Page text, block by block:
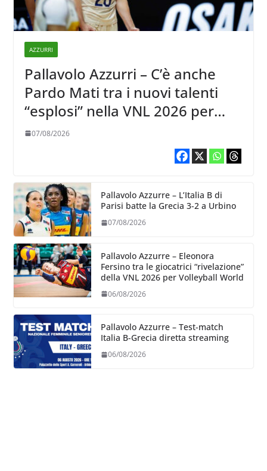
AZZURRI
Pallavolo Azzurri – C’è anche
Pardo Mati tra i nuovi talenti
“esplosi” nella VNL 2026 per
Volleyball World
07/08/2026
Pallavolo Azzurre – L’Italia B di
Parisi batte la Grecia 3-2 a Urbino
07/08/2026
Pallavolo Azzurre – Eleonora
Fersino tra le giocatrici “rivelazione”
della VNL 2026 per Volleyball World
06/08/2026
Pallavolo Azzurre – Test-match
Italia B-Grecia diretta streaming
06/08/2026